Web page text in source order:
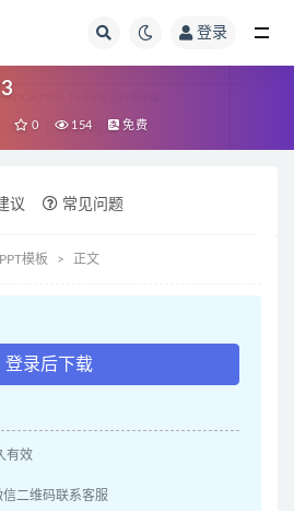
登录
0 154 免费
议 常见问题
模板 正文
登录后下载
有效
二维码联系客服